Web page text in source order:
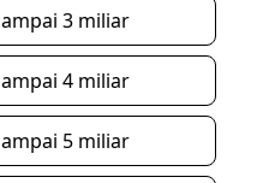
3 miliar
4 miliar
5 miliar